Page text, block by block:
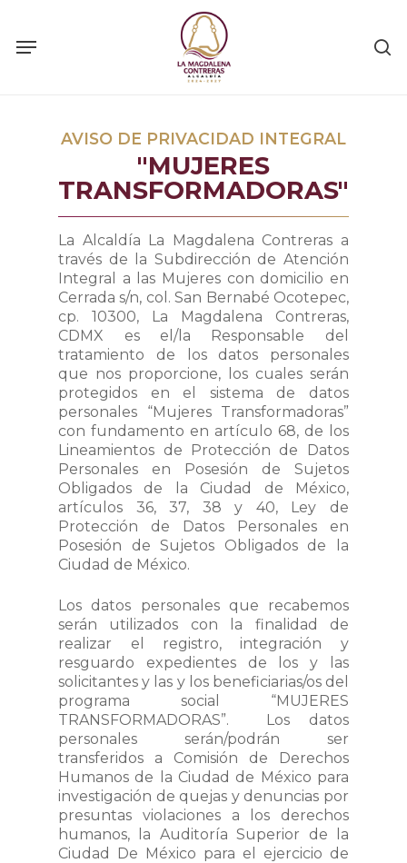
main
AVISO DE PRIVACIDAD INTEGRAL
"MUJERES
TRANSFORMADORAS"
La Alcaldía La Magdalena Contreras a
través de la Subdirección de Atención
Integral a las Mujeres con domicilio en
Cerrada s/n, col. San Bernabé Ocotepec,
cp. 10300, La Magdalena Contreras,
CDMX es el/la Responsable del
tratamiento de los datos personales
que nos proporcione, los cuales serán
protegidos en el sistema de datos
personales “Mujeres Transformadoras”
con fundamento en artículo 68, de los
Lineamientos de Protección de Datos
Personales en Posesión de Sujetos
Obligados de la Ciudad de México,
artículos 36, 37, 38 y 40, Ley de
Protección de Datos Personales en
Posesión de Sujetos Obligados de la
Ciudad de México.
Los datos personales que recabemos
serán utilizados con la finalidad de
realizar el registro, integración y
resguardo expedientes de los y las
solicitantes y las y los beneficiarias/os del
programa social “MUJERES
TRANSFORMADORAS”. Los datos
personales serán/podrán ser
transferidos a Comisión de Derechos
Humanos de la Ciudad de México para
investigación de quejas y denuncias por
presuntas violaciones a los derechos
humanos, la Auditoría Superior de la
Ciudad De México para el ejercicio de